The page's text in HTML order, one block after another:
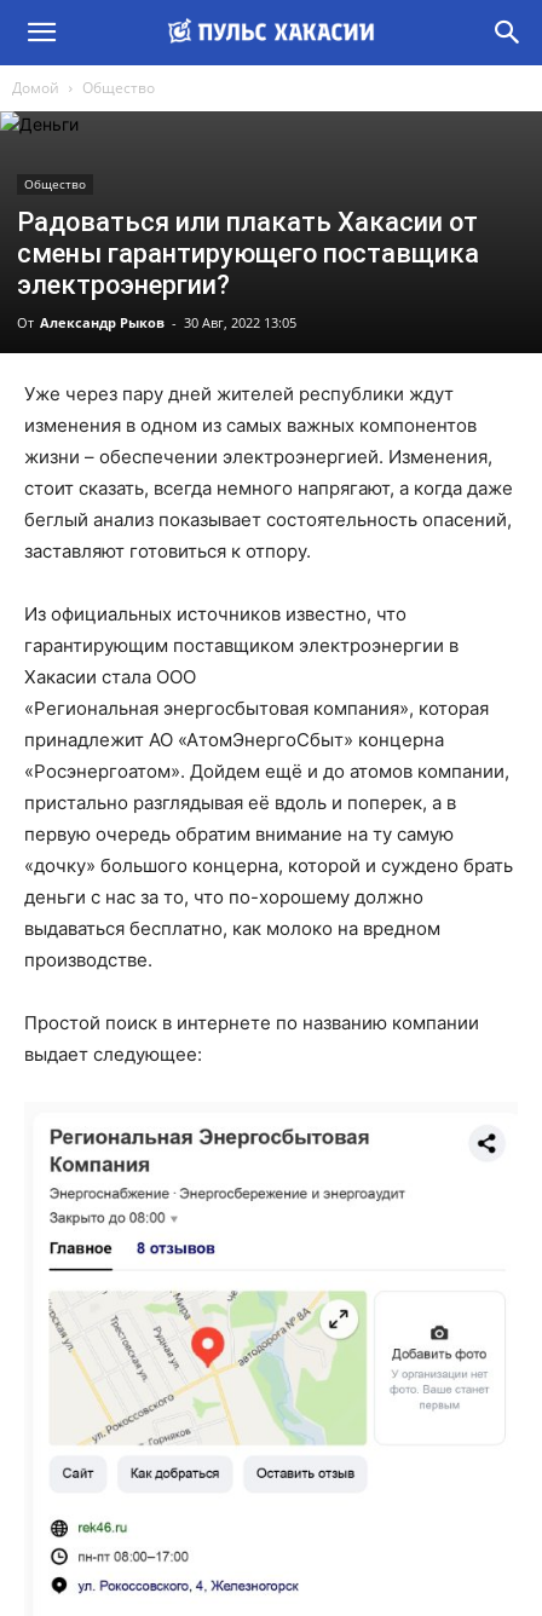
Домой Общество
Общество
Радоваться или плакать Хакасии от
смены гарантирующего поставщика
электроэнергии?
От Александр Рыков - 30 Авг, 2022 13:05
Уже через пару дней жителей республики ждут
изменения в одном из самых важных компонентов
жизни – обеспечении электроэнергией. Изменения,
стоит сказать, всегда немного напрягают, а когда даже
беглый анализ показывает состоятельность опасений,
заставляют готовиться к отпору.
Из официальных источников известно, что
гарантирующим поставщиком электроэнергии в
Хакасии стала ООО
«Региональная энергосбытовая компания», которая
принадлежит АО «АтомЭнергоСбыт» концерна
«Росэнергоатом». Дойдем ещё и до атомов компании,
пристально разглядывая её вдоль и поперек, а в
первую очередь обратим внимание на ту самую
«дочку» большого концерна, которой и суждено брать
деньги с нас за то, что по-хорошему должно
выдаваться бесплатно, как молоко на вредном
производстве.
Простой поиск в интернете по названию компании
выдает следующее: